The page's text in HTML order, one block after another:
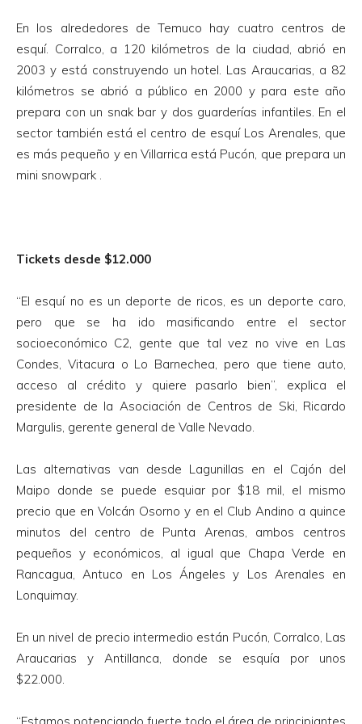
En los alrededores de Temuco hay cuatro centros de
esquí. Corralco, a 120 kilómetros de la ciudad, abrió en
2003 y está construyendo un hotel. Las Araucarias, a 82
kilómetros se abrió a público en 2000 y para este año
prepara con un snak bar y dos guarderías infantiles. En el
sector también está el centro de esquí Los Arenales, que
es más pequeño y en Villarrica está Pucón, que prepara un
mini snowpark .
Tickets desde $12.000
“El esquí no es un deporte de ricos, es un deporte caro,
pero que se ha ido masificando entre el sector
socioeconómico C2, gente que tal vez no vive en Las
Condes, Vitacura o Lo Barnechea, pero que tiene auto,
acceso al crédito y quiere pasarlo bien”, explica el
presidente de la Asociación de Centros de Ski, Ricardo
Margulis, gerente general de Valle Nevado.
Las alternativas van desde Lagunillas en el Cajón del
Maipo donde se puede esquiar por $18 mil, el mismo
precio que en Volcán Osorno y en el Club Andino a quince
minutos del centro de Punta Arenas, ambos centros
pequeños y económicos, al igual que Chapa Verde en
Rancagua, Antuco en Los Ángeles y Los Arenales en
Lonquimay.
En un nivel de precio intermedio están Pucón, Corralco, Las
Araucarias y Antillanca, donde se esquía por unos
$22.000.